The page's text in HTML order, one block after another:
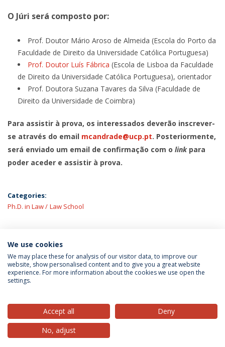
O Júri será composto por:
Prof. Doutor Mário Aroso de Almeida (Escola do Porto da
Faculdade de Direito da Universidade Católica Portuguesa)
Prof. Doutor Luís Fábrica (Escola de Lisboa da Faculdade
de Direito da Universidade Católica Portuguesa), orientador
Prof. Doutora Suzana Tavares da Silva (Faculdade de
Direito da Universidade de Coimbra)
Para assistir à prova, os interessados deverão inscrever-
se através do email mcandrade@ucp.pt. Posteriormente,
será enviado um email de confirmação com o linkpara
poder aceder e assistir à prova.
Categories:
Ph.D. in Law
Law School
LATEST NEWS
Privacy Policy
© 2026 Universidade Católica Portuguesa
We use cookies
We may place these for analysis of our visitor data, to improve our
website, show personalised content and to give you a great website
experience. For more information about the cookies we use open the
settings.
Accept all
Deny
No, adjust